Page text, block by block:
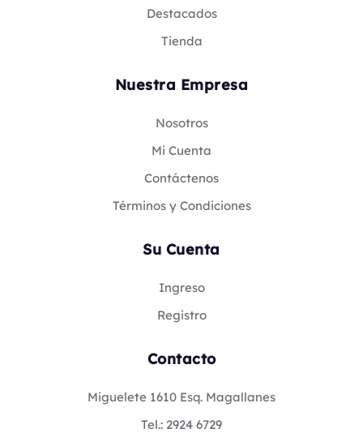
Destacados
Tienda
Nuestra Empresa
Nosotros
Mi Cuenta
Contáctenos
Términos y Condiciones
Su Cuenta
Ingreso
Registro
Contacto
Miguelete 1610 Esq. Magallanes
Tel.: 2924 6729